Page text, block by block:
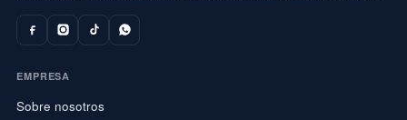
EMPRESA
Sobre nosotros